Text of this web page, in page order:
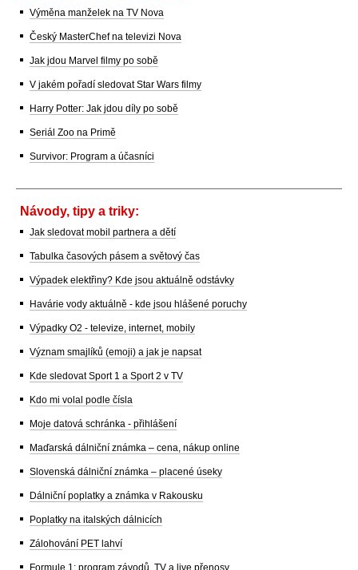
Výměna manželek na TV Nova
Český MasterChef na televizi Nova
Jak jdou Marvel filmy po sobě
V jakém pořadí sledovat Star Wars filmy
Harry Potter: Jak jdou díly po sobě
Seriál Zoo na Primě
Survivor: Program a účasníci
Návody, tipy a triky:
Jak sledovat mobil partnera a dětí
Tabulka časových pásem a světový čas
Výpadek elektřiny? Kde jsou aktuálně odstávky
Havárie vody aktuálně - kde jsou hlášené poruchy
Výpadky O2 - televize, internet, mobily
Význam smajlíků (emoji) a jak je napsat
Kde sledovat Sport 1 a Sport 2 v TV
Kdo mi volal podle čísla
Moje datová schránka - přihlášení
Maďarská dálniční známka – cena, nákup online
Slovenská dálniční známka – placené úseky
Dálniční poplatky a známka v Rakousku
Poplatky na italských dálnicích
Zálohování PET lahví
Formule 1: program závodů, TV a live přenosy